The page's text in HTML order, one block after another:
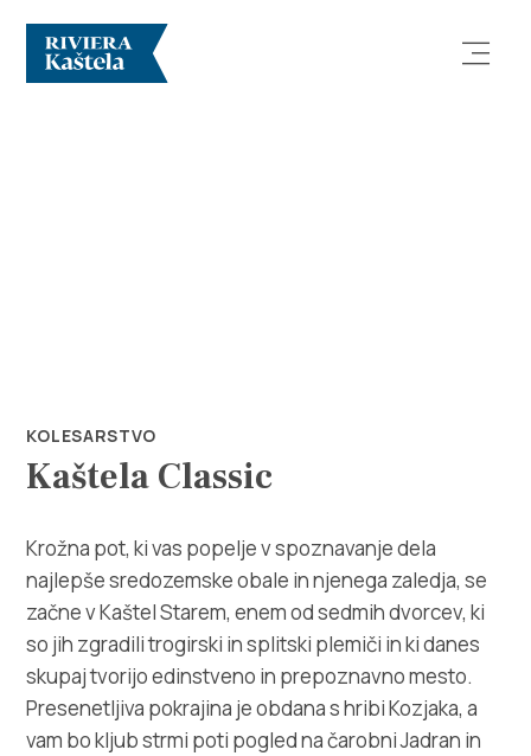
Info
Multimedija
Safe in Dalmatia
sl
KOLESARSTVO
Kaštela Classic
Krožna pot, ki vas popelje v spoznavanje dela
najlepše sredozemske obale in njenega zaledja, se
začne v Kaštel Starem, enem od sedmih dvorcev, ki
so jih zgradili trogirski in splitski plemiči in ki danes
skupaj tvorijo edinstveno in prepoznavno mesto.
Presenetljiva pokrajina je obdana s hribi Kozjaka, a
vam bo kljub strmi poti pogled na čarobni Jadran in